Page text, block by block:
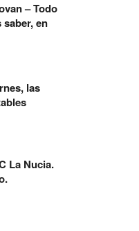
– Todo
saber, en
las
La Nucia.